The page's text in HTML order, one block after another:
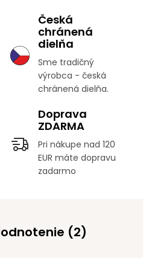
Česká
chránená
dielňa
Sme tradičný
výrobca - česká
chránená dielňa.
Doprava
ZDARMA
Pri nákupe nad 120
EUR máte dopravu
zadarmo
(2)